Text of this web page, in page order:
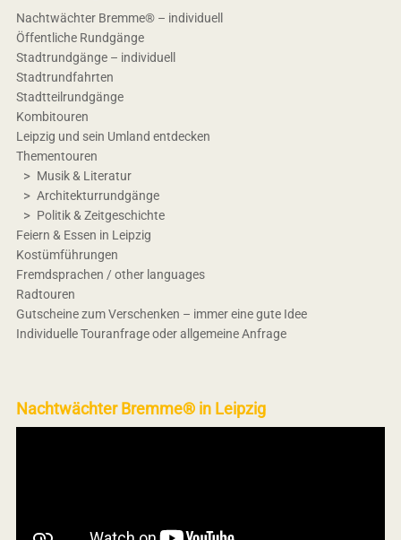
Nachtwächter Bremme® – individuell
Öffentliche Rundgänge
Stadtrundgänge – individuell
Stadtrundfahrten
Stadtteilrundgänge
Kombitouren
Leipzig und sein Umland entdecken
Thementouren
Musik & Literatur
Architekturrundgänge
Politik & Zeitgeschichte
Feiern & Essen in Leipzig
Kostümführungen
Fremdsprachen / other languages
Radtouren
Gutscheine zum Verschenken – immer eine gute Idee
Individuelle Touranfrage oder allgemeine Anfrage
Nachtwächter Bremme® in Leipzig